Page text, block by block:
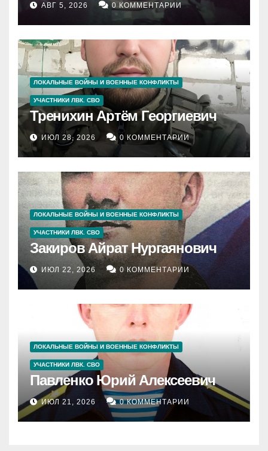
АВГ 5, 2026 0 КОММЕНТАРИИ
ЛОКАЛЬНЫЕ ВОЙНЫ И ВОЕННЫЕ КОНФЛИКТЫ
УЧАСТНИКИ ЛВК. СВО
Тренихин Артём Георгиевич
ИЮЛ 28, 2026 0 КОММЕНТАРИИ
ЛОКАЛЬНЫЕ ВОЙНЫ И ВОЕННЫЕ КОНФЛИКТЫ
УЧАСТНИКИ ЛВК. СВО
Закиров Айрат Нургаянович
ИЮЛ 22, 2026 0 КОММЕНТАРИИ
ЛОКАЛЬНЫЕ ВОЙНЫ И ВОЕННЫЕ КОНФЛИКТЫ
УЧАСТНИКИ ЛВК. СВО
Павленко Юрий Алексеевич
ИЮЛ 21, 2026 0 КОММЕНТАРИИ